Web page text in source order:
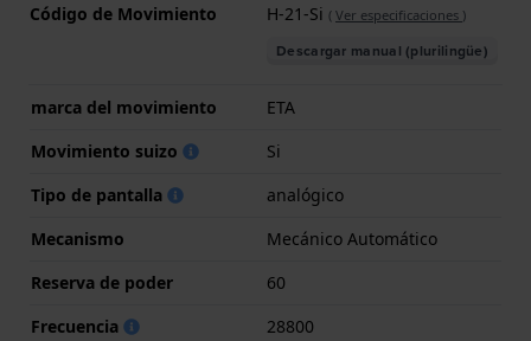
Código de Movimiento H-21-Si ( Ver especificaciones )
Descargar manual (plurilingüe)
marca del movimiento
ETA
Movimiento suizo
Si
Tipo de pantalla
analógico
Mecanismo
Mecánico Automático
Reserva de poder
60
Frecuencia
28800